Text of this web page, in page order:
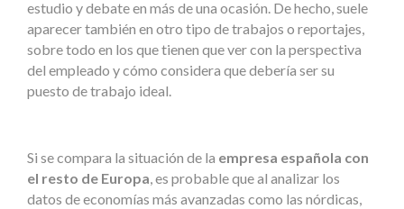
estudio y debate en más de una ocasión. De hecho, suele
aparecer también en otro tipo de trabajos o reportajes,
sobre todo en los que tienen que ver con la perspectiva
del empleado y cómo considera que debería ser su
puesto de trabajo ideal.
Si se compara la situación de la empresa española con
el resto de Europa, es probable que al analizar los
datos de economías más avanzadas como las nórdicas,